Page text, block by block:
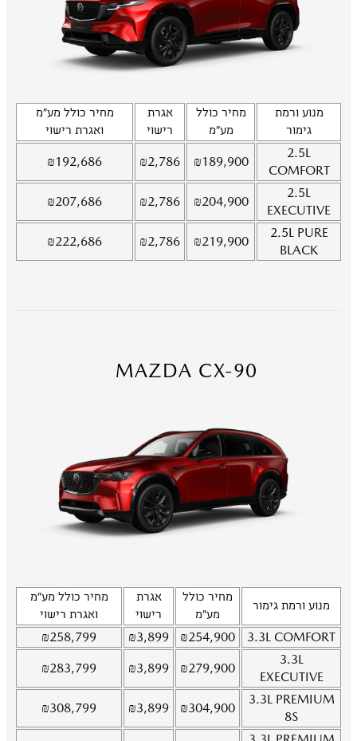
מנוע ורמת
גימור
מחיר כולל
מע"מ
אגרת
רישוי
מחיר כולל מע"מ
ואגרת רישוי
2.5L
COMFORT
₪189,900
₪2,786
₪192,686
2.5L
EXECUTIVE
₪204,900
₪2,786
₪207,686
2.5L PURE
BLACK
₪ 219,900
₪2,786
₪222,686
MAZDA CX-90
מנוע ורמת גימור
מחיר כולל
מע"מ
אגרת
רישוי
מחיר כולל מע"מ
ואגרת רישוי
3.3L COMFORT
₪254,900
₪3,899
₪258,799
3.3L
EXECUTIVE
₪279,900
₪3,899
₪283,799
3.3L PREMIUM
8S
₪304,900
₪3,899
₪308,799